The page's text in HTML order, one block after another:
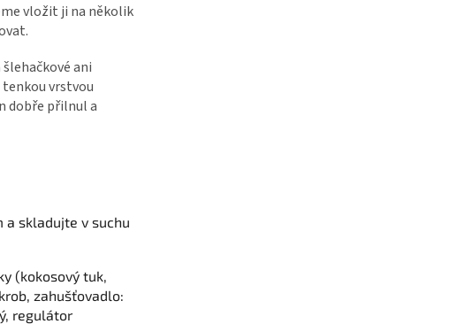
vložit ji na několik
ani
vrstvou
dobře přilnul a
a skladujte v suchu
(kokosový tuk,
zahušťovadlo:
regulátor